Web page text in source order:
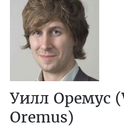
Уилл Оремус
Oremus)